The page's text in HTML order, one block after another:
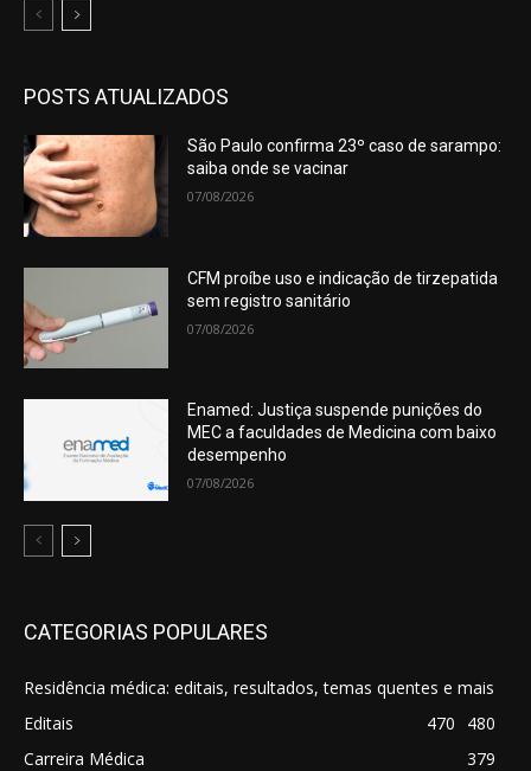
POSTS ATUALIZADOS
São Paulo confirma 23º caso de sarampo:
saiba onde se vacinar
07/08/2026
CFM proíbe uso e indicação de tirzepatida
sem registro sanitário
07/08/2026
Enamed: Justiça suspende punições do
MEC a faculdades de Medicina com baixo
desempenho
07/08/2026
CATEGORIAS POPULARES
Residência médica: editais, resultados, temas quentes e mais
480
Editais
470
Carreira Médica
379